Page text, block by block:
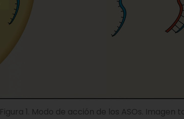
Figura 1. Modo de acción de los ASOs. Imagen